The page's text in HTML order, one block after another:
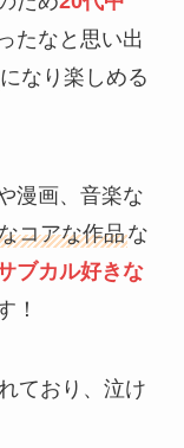
たなと思い出
になり楽しめる
漫画、音楽な
コアな作品な
ブカル好きな
！
ており、泣け